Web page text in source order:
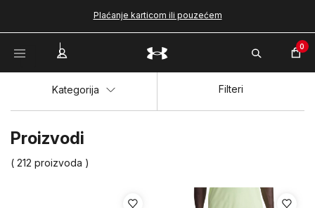
Plaćanje karticom ili pouzećem
0
Proizvodi
( 212 proizvoda )
Kategorija Filteri